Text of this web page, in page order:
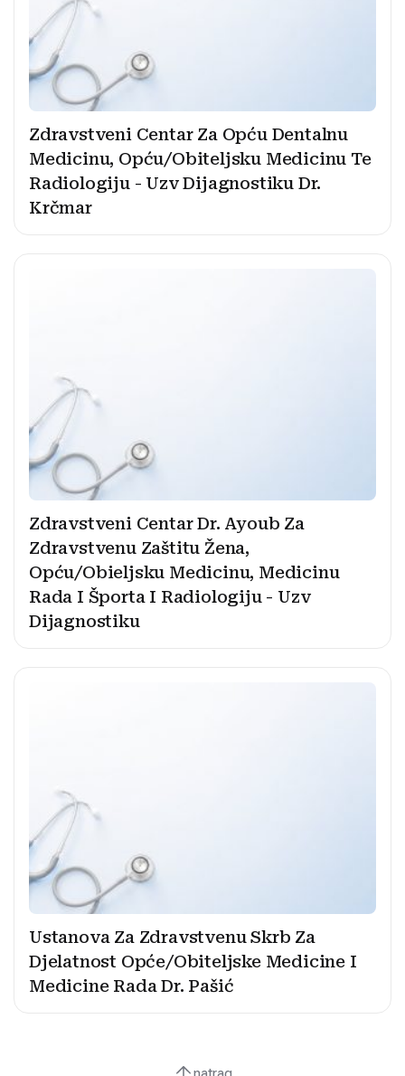
Zdravstveni Centar Za Opću Dentalnu
Medicinu, Opću/Obiteljsku Medicinu Te
Radiologiju - Uzv Dijagnostiku Dr.
Krčmar
Zdravstveni Centar Dr. Ayoub Za
Zdravstvenu Zaštitu Žena,
Opću/Obieljsku Medicinu, Medicinu
Rada I Športa I Radiologiju - Uzv
Dijagnostiku
Ustanova Za Zdravstvenu Skrb Za
Djelatnost Opće/Obiteljske Medicine I
Medicine Rada Dr. Pašić